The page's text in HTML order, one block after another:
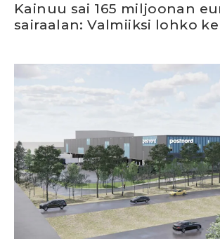
Kainuu sai 165 miljoonan
sairaalan: Valmiiksi lohko